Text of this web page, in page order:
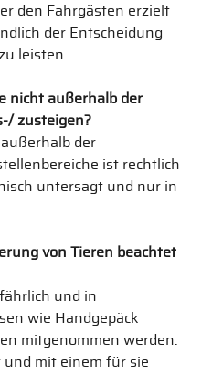
den Fahrgästen erzielt
der Entscheidung
leisten.
nicht außerhalb der
zusteigen?
der
ist rechtlich
untersagt und nur in
von Tieren beachtet
und in
wie Handgepäck
mitgenommen werden.
und mit einem für sie